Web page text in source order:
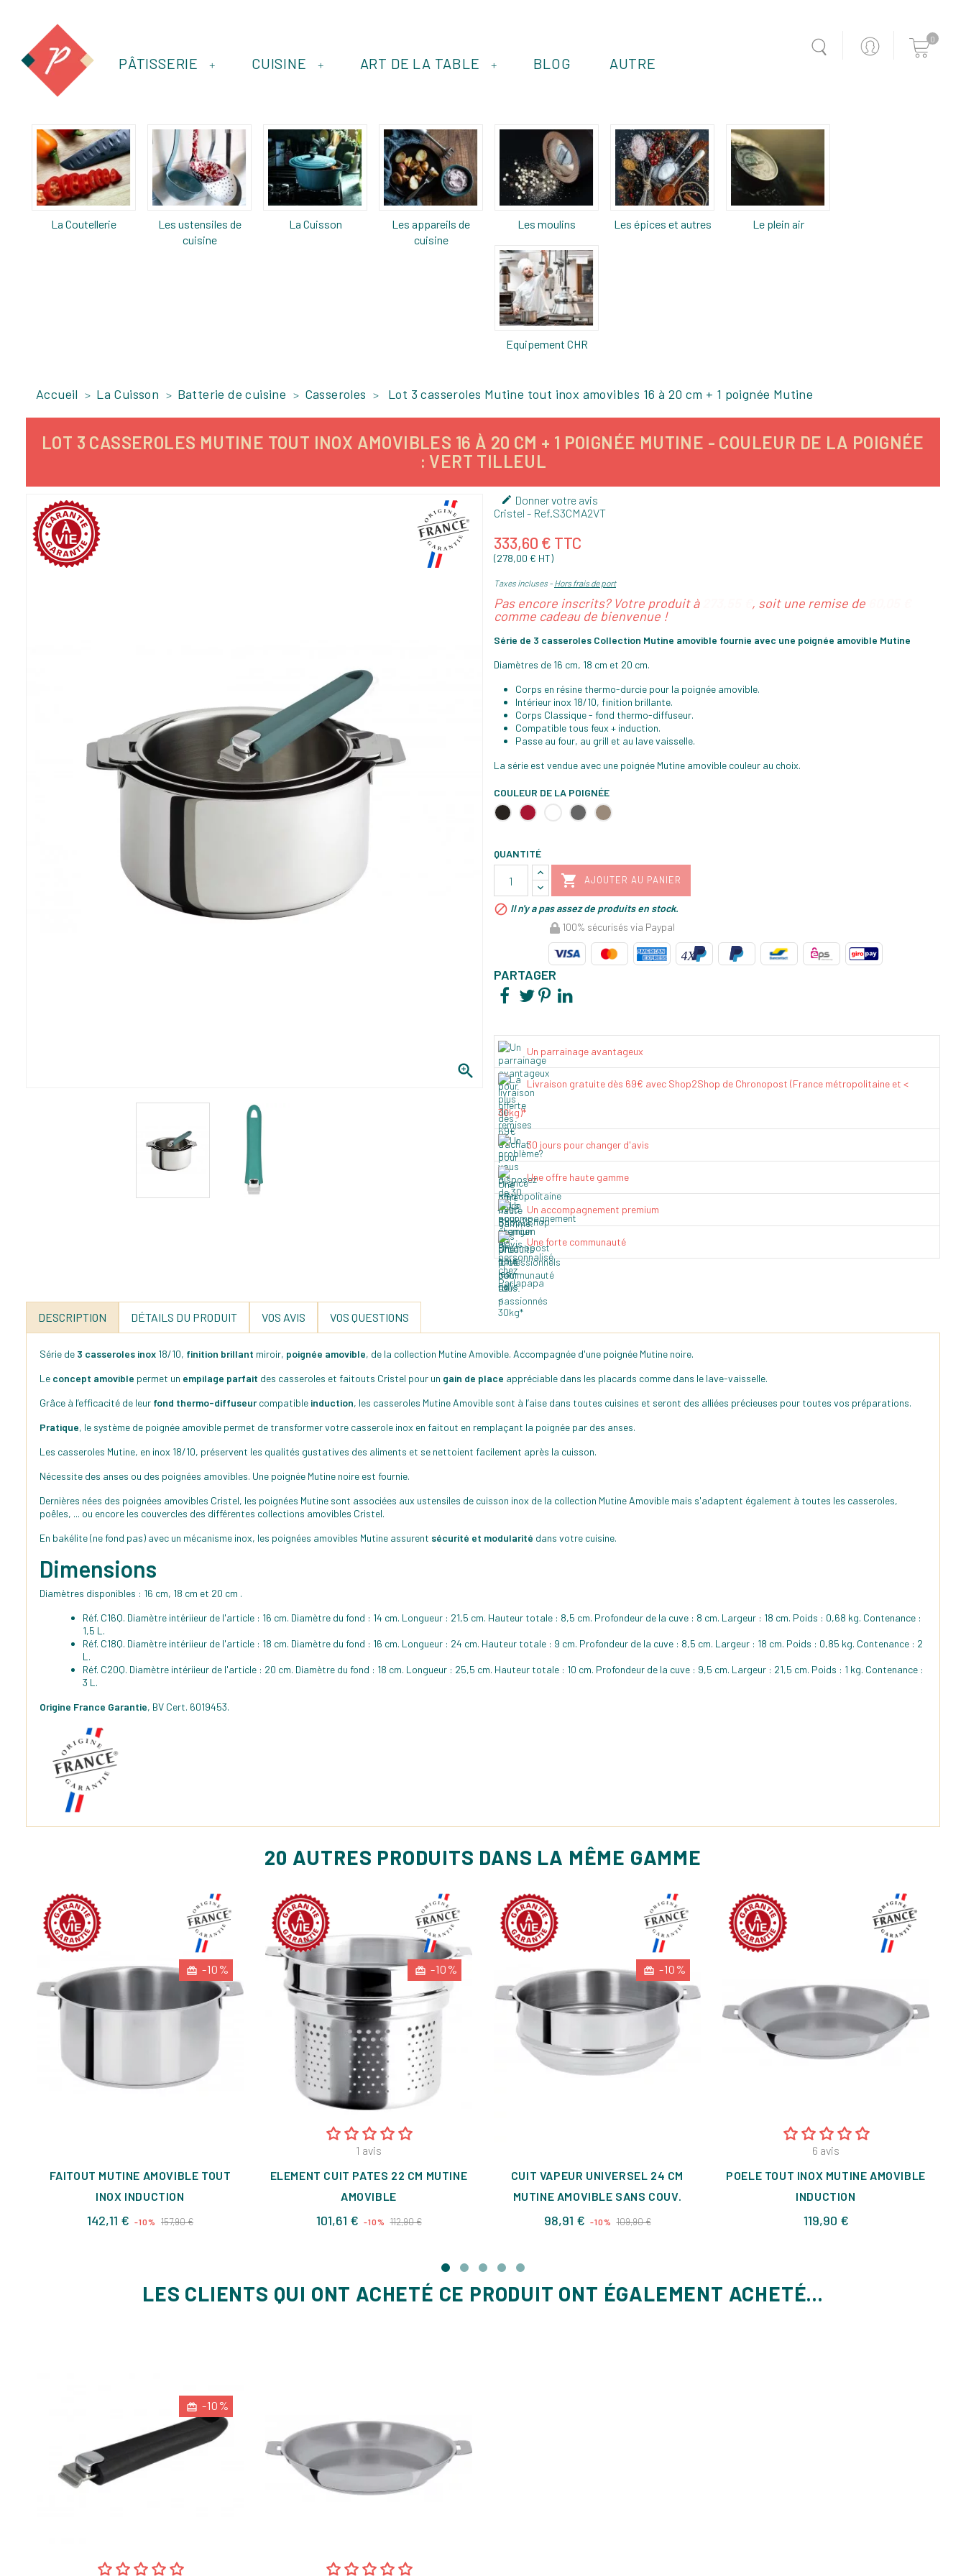
0
+
PÂTISSERIE +
CUISINE +
ART DE LA TABLE BLOG AUTRE
La Coutellerie
Les ustensiles de
cuisine
La Cuisson
Les appareils de
cuisine
Les moulins Les épices et autres Le plein air
Equipement CHR
Accueil La Cuisson Batterie de cuisine Casseroles Lot 3 casseroles Mutine tout inox amovibles 16 à 20 cm + 1 poignée Mutine
LOT 3 CASSEROLES MUTINE TOUT INOX AMOVIBLES 16 À 20 CM + 1 POIGNÉE MUTINE - COULEUR DE LA POIGNÉE
: VERT TILLEUL

 Donner votre avis
Cristel - Ref.S3CMA2VT
333,60 € TTC
(278,00 € HT)
Taxes incluses Hors frais de port
Pas encore inscrits? Votre produit à , soit une remise de
comme cadeau de bienvenue !
Série de 3 casseroles Collection Mutine amovible fournie avec une poignée amovible Mutine
Diamètres de 16 cm, 18 cm et 20 cm.
Corps en résine thermo-durcie pour la poignée amovible.
Intérieur inox 18/10, finition brillante.
Corps Classique - fond thermo-diffuseur.
Compatible tous feux + induction.
Passe au four, au grill et au lave vaisselle.
La série est vendue avec une poignée Mutine amovible couleur au choix.
COULEUR DE LA POIGNÉE
NoireFramboiseBlancheGrise Taupe
QUANTITÉ
 AJOUTER AU PANIER
 Il n'y a pas assez de produits en stock.
100% sécurisés via Paypal
PARTAGER
Un parrainage avantageux
Livraison gratuite dès 69€ avec Shop2Shop de Chronopost (France métropolitaine et <
30kg)*
30 jours pour changer d'avis
Une offre haute gamme
Un accompagnement premium
Une forte communauté
DESCRIPTION DÉTAILS DU PRODUIT VOS AVIS VOS QUESTIONS
Série de 3 casseroles inox 18/10, finition brillant miroir, poignée amovible, de la collection Mutine Amovible. Accompagnée d'une poignée Mutine noire.
Le concept amovible permet un empilage parfait des casseroles et faitouts Cristel pour un gain de place appréciable dans les placards comme dans le lave-vaisselle.
Grâce à l’efficacité de leur fond thermo-diffuseurcompatible induction, les casseroles Mutine Amovible sont à l’aise dans toutes cuisines et seront des alliées précieuses pour toutes vos préparations.
Pratique, le système de poignée amovible permet de transformer votre casserole inox en faitout en remplaçant la poignée par des anses.
Les casseroles Mutine, en inox 18/10, préservent les qualités gustatives des aliments et se nettoient facilement après la cuisson.
Nécessite des anses ou des poignées amovibles. Une poignée Mutine noire est fournie.
Dernières nées des poignées amovibles Cristel, les poignées Mutine sont associées aux ustensiles de cuisson inox de la collection Mutine Amovible mais s'adaptent également à toutes les casseroles,
poêles, ... ou encore les couvercles des différentes collections amovibles Cristel.
En bakélite (ne fond pas) avec un mécanisme inox, les poignées amovibles Mutine assurent sécurité et modularité dans votre cuisine.
Dimensions
Diamètres disponibles : 16 cm, 18 cm et 20 cm .
Réf. C16Q. Diamètre intériieur de l'article : 16 cm. Diamètre du fond : 14 cm. Longueur : 21,5 cm. Hauteur totale : 8,5 cm. Profondeur de la cuve : 8 cm. Largeur : 18 cm. Poids : 0,68 kg. Contenance :
1,5 L.
Réf. C18Q. Diamètre intériieur de l'article : 18 cm. Diamètre du fond : 16 cm. Longueur : 24 cm. Hauteur totale : 9 cm. Profondeur de la cuve : 8,5 cm. Largeur : 18 cm. Poids : 0,85 kg. Contenance : 2
L.
Réf. C20Q. Diamètre intériieur de l'article : 20 cm. Diamètre du fond : 18 cm. Longueur : 25,5 cm. Hauteur totale : 10 cm. Profondeur de la cuve : 9,5 cm. Largeur : 21,5 cm. Poids : 1 kg. Contenance :
3 L.
Origine France Garantie, BV Cert. 6019453.
20 AUTRES PRODUITS DANS LA MÊME GAMME
-10%
FAITOUT MUTINE AMOVIBLE TOUT
INOX INDUCTION
142,11 € Prix
-10% 157,90 €Prix
-10%
1 avis
ELEMENT CUIT PATES 22 CM MUTINE
AMOVIBLE
101,61 € Prix
-10% 112,90 €Prix
-10%
CUIT VAPEUR UNIVERSEL 24 CM
MUTINE AMOVIBLE SANS COUV.
98,91 € Prix
-10% 109,90 €Prix
6 avis
POELE TOUT INOX MUTINE AMOVIBLE
INDUCTION
119,90 €Prix
LES CLIENTS QUI ONT ACHETÉ CE PRODUIT ONT ÉGALEMENT ACHETÉ...
-10%